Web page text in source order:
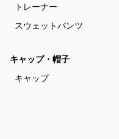
トレーナー
スウェットパンツ
キャップ・帽子
キャップ